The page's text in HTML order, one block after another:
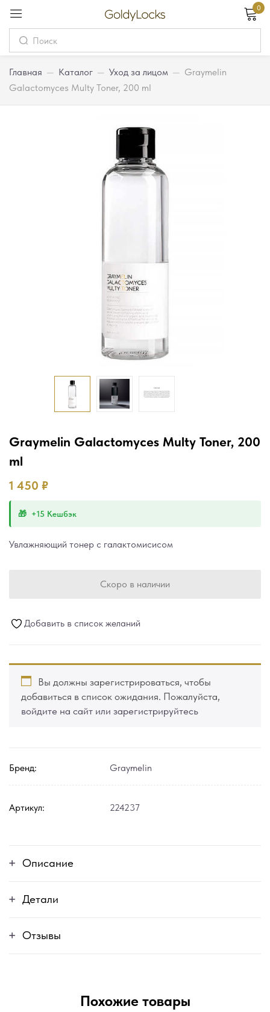
0
Главная — Каталог — Уход за лицом — Graymelin
Galactomyces Multy Toner, 200 ml
Graymelin Galactomyces Multy Toner, 200
ml
1 450 ₽
+15 Кешбэк
Увлажняющий тонер с галактомисисом
Скоро в наличии
Добавить в список желаний
Вы должны зарегистрироваться, чтобы
добавиться в список ожидания. Пожалуйста,
войдите на сайт или зарегистрируйтесь
Бренд: Graymelin
Артикул: 224237
Описание
Детали
Отзывы
Похожие товары
Вход
Password
Вход